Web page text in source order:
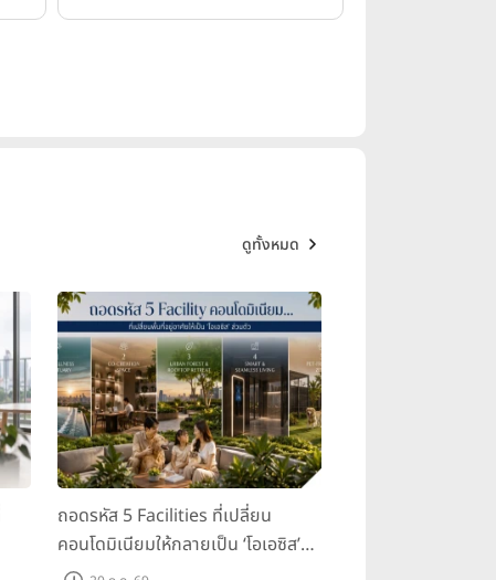
ดูทั้งหมด
ถอดรหัส 5 Facilities ที่เปลี่ยน
คอนโดมิเนียมให้กลายเป็น ‘โอเอซิส’
ส่วนตัวกลางเมือง